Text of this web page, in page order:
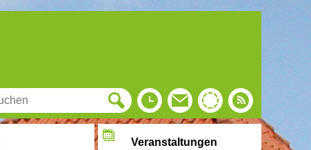
Veranstaltungen